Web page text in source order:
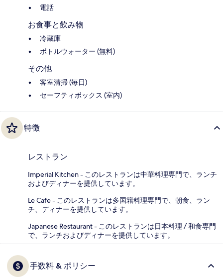
電話
お食事と飲み物
冷蔵庫
ボトルウォーター (無料)
その他
客室清掃 (毎日)
セーフティボックス (室内)
特徴
レストラン
Imperial Kitchen - このレストランは中華料理専門で、ランチ
およびディナーを提供しています。
Le Cafe - このレストランは多国籍料理専門で、朝食、ラン
チ、ディナーを提供しています。
Japanese Restaurant - このレストランは日本料理 / 和食専門
で、ランチおよびディナーを提供しています。
手数料 & ポリシー